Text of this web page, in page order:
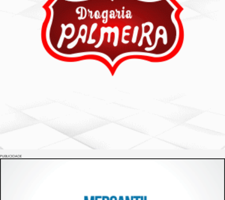
PUBLICIDADE